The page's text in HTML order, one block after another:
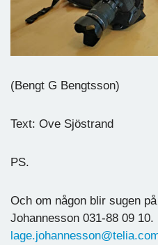
(Bengt G Bengtsson)
Text: Ove Sjöstrand
PS.
Och om någon blir sugen
Johannesson 031-88 09 10.